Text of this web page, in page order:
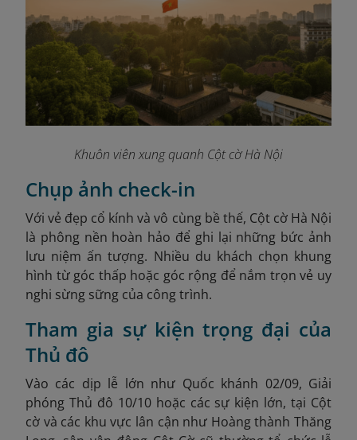
Khuôn viên xung quanh Cột cờ Hà Nội
Chụp ảnh check-in
Với vẻ đẹp cổ kính và vô cùng bề thế, Cột cờ Hà Nội
là phông nền hoàn hảo để ghi lại những bức ảnh
lưu niệm ấn tượng. Nhiều du khách chọn khung
hình từ góc thấp hoặc góc rộng để nắm trọn vẻ uy
nghi sừng sững của công trình.
Tham gia sự kiện trọng đại của
Thủ đô
Vào các dịp lễ lớn như Quốc khánh 02/09, Giải
phóng Thủ đô 10/10 hoặc các sự kiện lớn, tại Cột
cờ và các khu vực lân cận như Hoàng thành Thăng